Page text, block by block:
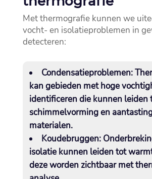
Met thermografie kunnen we
vocht- en isolatieproblemen in
detecteren:
Condensatieproblemen:
kan gebieden met hoge
identificeren die kunnen leiden
schimmelvorming en
materialen.​
Koudebruggen:
isolatie kunnen leiden tot
deze worden zichtbaar met